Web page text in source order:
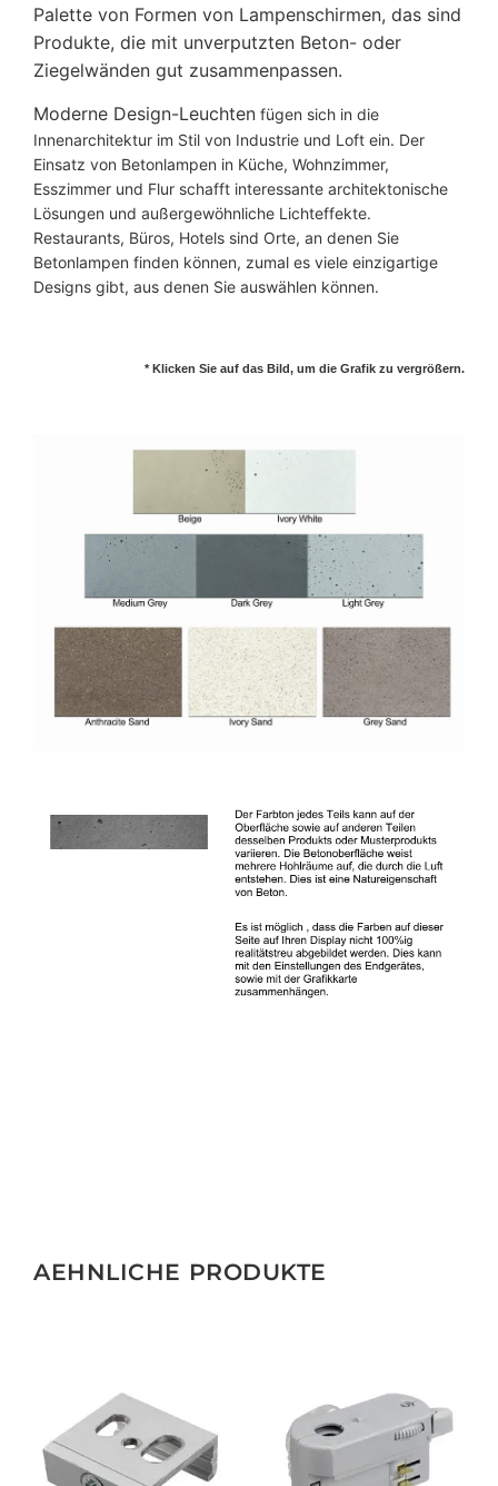
Palette von Formen von Lampenschirmen, das sind
Produkte, die mit unverputzten Beton- oder
Ziegelwänden gut zusammenpassen.
Moderne Design-Leuchten fügen sich in die
Innenarchitektur im Stil von Industrie und Loft ein. Der
Einsatz von Betonlampen in Küche, Wohnzimmer,
Esszimmer und Flur schafft interessante architektonische
Lösungen und außergewöhnliche Lichteffekte.
Restaurants, Büros, Hotels sind Orte, an denen Sie
Betonlampen finden können, zumal es viele einzigartige
Designs gibt, aus denen Sie auswählen können.
* Klicken Sie auf das Bild, um die Grafik zu vergrößern.
AEHNLICHE PRODUKTE